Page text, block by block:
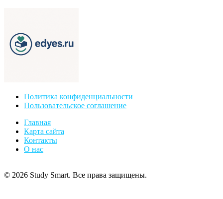
Политика конфиденциальности
Пользовательское соглашение
Главная
Карта сайта
Контакты
О нас
© 2026 Study Smart. Все права защищены.